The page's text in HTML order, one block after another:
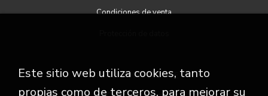
Condiciones de venta
ATENCIÓN AL CLIENTE
Este sitio web utiliza cookies, tanto
propias como de terceros, para mejorar su